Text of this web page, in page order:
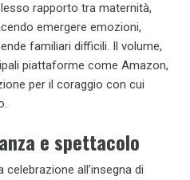
rapporto tra maternità,
emergere emozioni,
familiari difficili. Il volume,
piattaforme come Amazon,
per il coraggio con cui
e spettacolo
celebrazione all’insegna di